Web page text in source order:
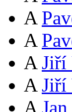
A
A
A Jiří
A Jiří
A